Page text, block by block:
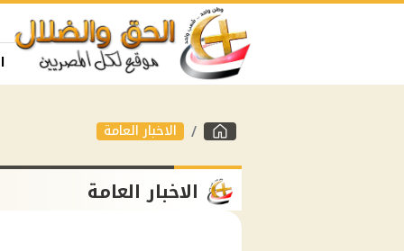
الاخبار العامة
الاخبار العامة